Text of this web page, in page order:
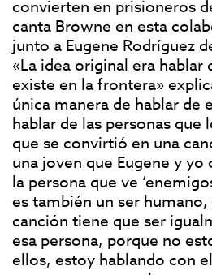
convierten en prisioneros
canta Browne en esta
junto a Eugene Rodríguez
«La idea original era
existe en la frontera»
única manera de hablar de
hablar de las personas
que se convirtió en una
una joven que Eugene y
la persona que ve
es también un ser
canción tiene que ser
esa persona, porque no
ellos, estoy hablando con